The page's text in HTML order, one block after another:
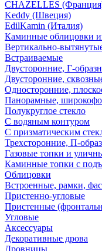
CHAZELLES
Keddy (Швеция)
EdilKamin (Италия)
Каминные облицовки
Вертикально-
Встраиваемые
Двусторонние, Г-
Двусторонние,
Односторонние,
Панорамные,
Полукруглое стекло
С водяным контуром
С призматическим
Трехсторонние, П-
Газовые топки и
Каминные топки с
Облицовки
Встроенные, рамки,
Пристенно-угловые
Пристенные
Угловые
Аксессуары
Декоративные дрова
Дровницы